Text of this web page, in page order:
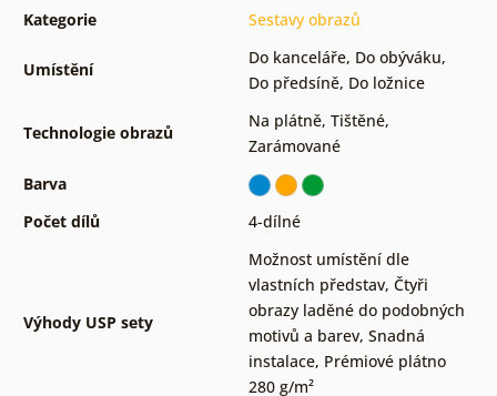
Kategorie Sestavy obrazů
Umístění
Do kanceláře, Do obýváku,
Do předsíně, Do ložnice
Technologie obrazů
Na plátně, Tištěné,
Zarámované
Barva
Počet dílů
4-dílné
Výhody USP sety
Možnost umístění dle
vlastních představ, Čtyři
obrazy laděné do podobných
motivů a barev, Snadná
instalace, Prémiové plátno
280 g/m²